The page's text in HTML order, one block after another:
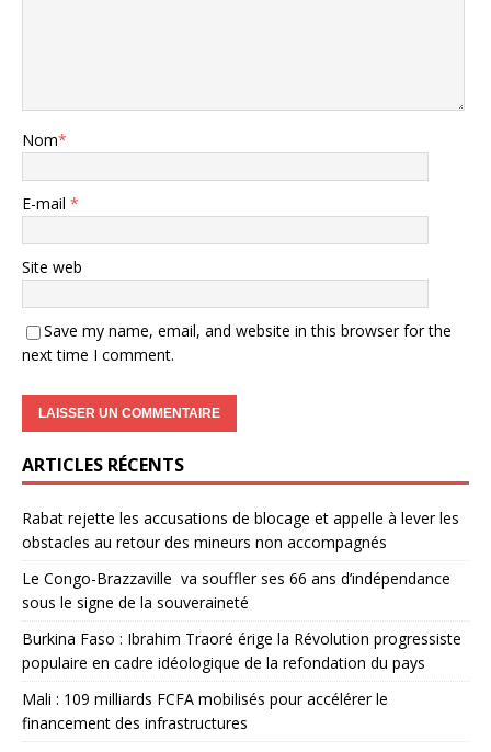
Nom*
E-mail *
Site web
Save my name, email, and website in this browser for the
next time I comment.
ARTICLES RÉCENTS
Rabat rejette les accusations de blocage et appelle à lever les
obstacles au retour des mineurs non accompagnés
Le Congo-Brazzaville va souffler ses 66 ans d’indépendance
sous le signe de la souveraineté
Burkina Faso : Ibrahim Traoré érige la Révolution progressiste
populaire en cadre idéologique de la refondation du pays
Mali : 109 milliards FCFA mobilisés pour accélérer le
financement des infrastructures